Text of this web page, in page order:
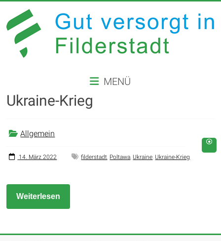
Inhalt
springen
VERSORGT
IN
FILDERSTADT
der
MENÜ
Ukraine-Krieg
Allgemein
14. März 2022 filderstadt, Poltawa, Ukraine, Ukraine-Krieg
Weiterlesen